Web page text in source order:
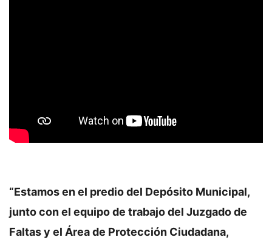
“Estamos en el predio del Depósito Municipal,
junto con el equipo de trabajo del Juzgado de
Faltas y el Área de Protección Ciudadana,